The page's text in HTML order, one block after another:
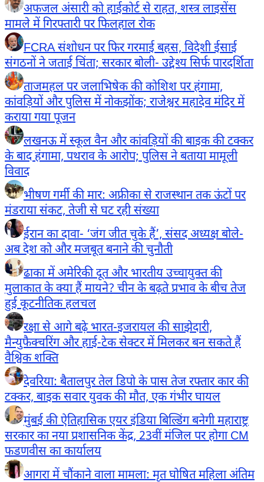
अफजल अंसारी को हाईकोर्ट से राहत, शस्त्र लाइसेंस
मामले में गिरफ्तारी पर फिलहाल रोक
FCRA संशोधन पर फिर गरमाई बहस, विदेशी ईसाई
संगठनों ने जताई चिंता; सरकार बोली- उद्देश्य सिर्फ पारदर्शिता
ताजमहल पर जलाभिषेक की कोशिश पर हंगामा,
कांवड़ियों और पुलिस में नोकझोंक; राजेश्वर महादेव मंदिर में
कराया गया पूजन
लखनऊ में स्कूल वैन और कांवड़ियों की बाइक की टक्कर
के बाद हंगामा, पथराव के आरोप; पुलिस ने बताया मामूली
विवाद
भीषण गर्मी की मार: अफ्रीका से राजस्थान तक ऊंटों पर
मंडराया संकट, तेजी से घट रही संख्या
ईरान का दावा- ‘जंग जीत चुके हैं’, संसद अध्यक्ष बोले-
अब देश को और मजबूत बनाने की चुनौती
ढाका में अमेरिकी दूत और भारतीय उच्चायुक्त की
मुलाकात के क्या हैं मायने? चीन के बढ़ते प्रभाव के बीच तेज
हुई कूटनीतिक हलचल
रक्षा से आगे बढ़े भारत-इजरायल की साझेदारी,
मैन्युफैक्चरिंग और हाई-टेक सेक्टर में मिलकर बन सकते हैं
वैश्विक शक्ति
देवरिया: बैतालपुर तेल डिपो के पास तेज रफ्तार कार की
टक्कर, बाइक सवार युवक की मौत, एक गंभीर घायल
मुंबई की ऐतिहासिक एयर इंडिया बिल्डिंग बनेगी महाराष्ट्र
सरकार का नया प्रशासनिक केंद्र, 23वीं मंजिल पर होगा CM
फडणवीस का कार्यालय
आगरा में चौंकाने वाला मामला: मृत घोषित महिला अंतिम